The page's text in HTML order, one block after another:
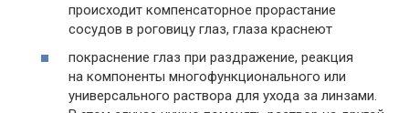
происходит компенсаторное прорастание
сосудов в роговицу глаз, глаза краснеют
покраснение глаз при раздражение, реакция
на компоненты многофункционального или
универсального раствора для ухода за линзами.